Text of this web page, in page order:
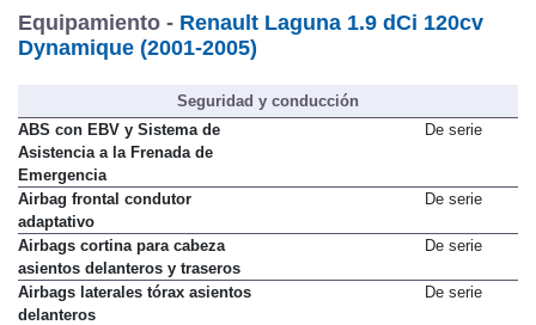
Equipamiento - Renault Laguna 1.9 dCi 120cv
Dynamique (2001-2005)
Seguridad y conducción
ABS con EBV y Sistema de
Asistencia a la Frenada de
Emergencia
De serie
Airbag frontal condutor
adaptativo
De serie
Airbags cortina para cabeza
asientos delanteros y traseros
De serie
Airbags laterales tórax asientos
delanteros
De serie